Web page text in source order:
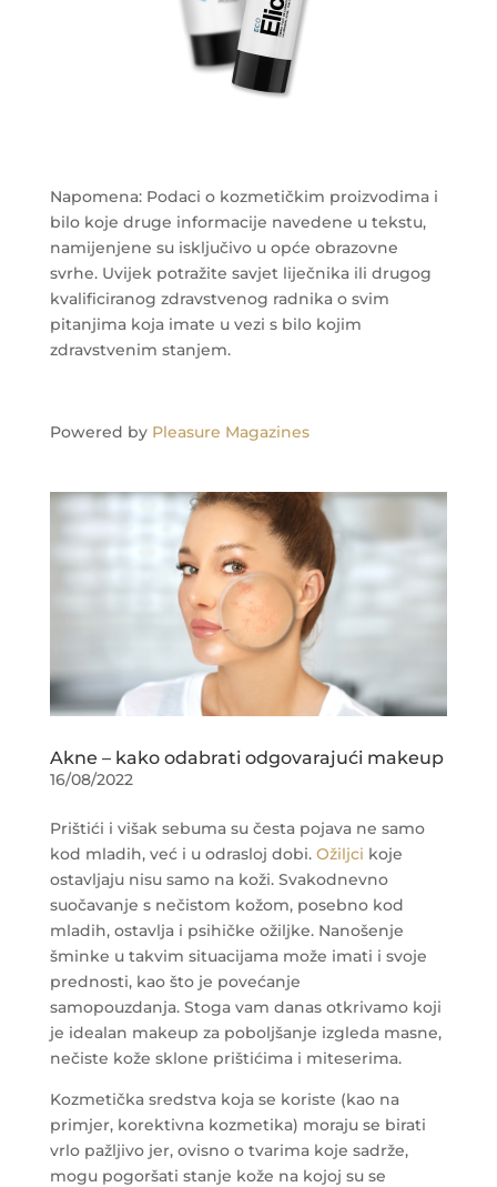
Napomena: Podaci o kozmetičkim proizvodima i
bilo koje druge informacije navedene u tekstu,
namijenjene su isključivo u opće obrazovne
svrhe. Uvijek potražite savjet liječnika ili drugog
kvalificiranog zdravstvenog radnika o svim
pitanjima koja imate u vezi s bilo kojim
zdravstvenim stanjem.
Powered by Pleasure Magazines
Akne – kako odabrati odgovarajući makeup
16/08/2022
Prištići i višak sebuma su česta pojava ne samo
kod mladih, već i u odrasloj dobi. Ožiljci koje
ostavljaju nisu samo na koži. Svakodnevno
suočavanje s nečistom kožom, posebno kod
mladih, ostavlja i psihičke ožiljke. Nanošenje
šminke u takvim situacijama može imati i svoje
prednosti, kao što je povećanje
samopouzdanja. Stoga vam danas otkrivamo koji
je idealan makeup za poboljšanje izgleda masne,
nečiste kože sklone prištićima i miteserima.
Kozmetička sredstva koja se koriste (kao na
primjer, korektivna kozmetika) moraju se birati
vrlo pažljivo jer, ovisno o tvarima koje sadrže,
mogu pogoršati stanje kože na kojoj su se